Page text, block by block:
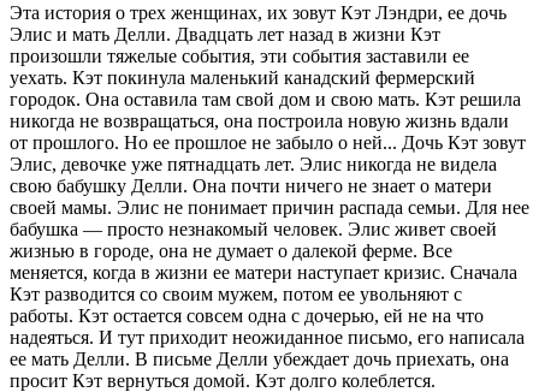
Эта история о трех женщинах, их зовут Кэт Лэндри, ее дочь
Элис и мать Делли. Двадцать лет назад в жизни Кэт
произошли тяжелые события, эти события заставили ее
уехать. Кэт покинула маленький канадский фермерский
городок. Она оставила там свой дом и свою мать. Кэт решила
никогда не возвращаться, она построила новую жизнь вдали
от прошлого. Но ее прошлое не забыло о ней... Дочь Кэт зовут
Элис, девочке уже пятнадцать лет. Элис никогда не видела
свою бабушку Делли. Она почти ничего не знает о матери
своей мамы. Элис не понимает причин распада семьи. Для нее
бабушка — просто незнакомый человек. Элис живет своей
жизнью в городе, она не думает о далекой ферме. Все
меняется, когда в жизни ее матери наступает кризис. Сначала
Кэт разводится со своим мужем, потом ее увольняют с
работы. Кэт остается совсем одна с дочерью, ей не на что
надеяться. И тут приходит неожиданное письмо, его написала
ее мать Делли. В письме Делли убеждает дочь приехать, она
просит Кэт вернуться домой. Кэт долго колеблется.